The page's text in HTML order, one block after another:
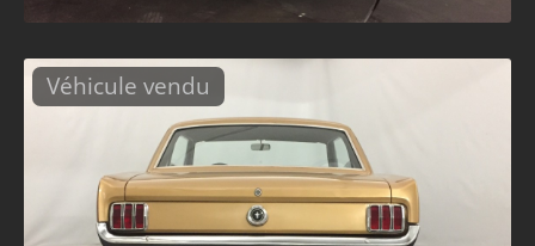
Véhicule vendu